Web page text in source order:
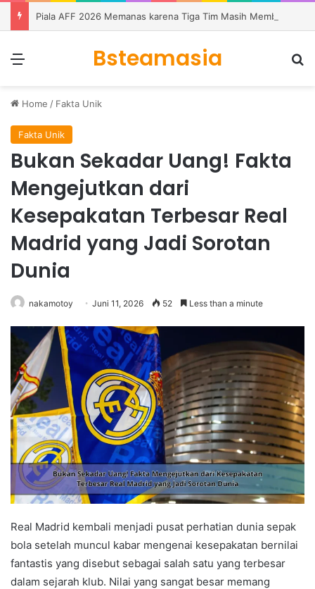
Bsteamasia
Home / Fakta Unik
Fakta Unik
Bukan Sekadar Uang! Fakta
Mengejutkan dari
Kesepakatan Terbesar Real
Madrid yang Jadi Sorotan
Dunia
nakamotoy Juni 11, 2026 52 Less than a minute
Real Madrid kembali menjadi pusat perhatian dunia sepak
bola setelah muncul kabar mengenai kesepakatan bernilai
fantastis yang disebut sebagai salah satu yang terbesar
dalam sejarah klub. Nilai yang sangat besar memang